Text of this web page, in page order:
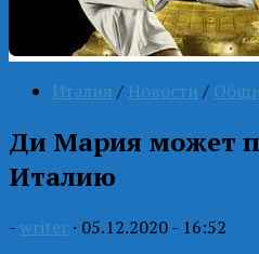
Италия / Новости /
Ди Мария может
Италию
- writer · 05.12.2020 - 16:52